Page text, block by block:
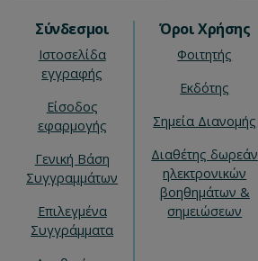
Σύνδεσμοι
Ιστοσελίδα
εγγραφής
Είσοδος
εφαρμογής
Γενική Βάση
Συγγραμμάτων
Επιλεγμένα
Συγγράμματα
Όροι Χρήσης
Φοιτητής
Εκδότης
Σημεία Διανομής
Διαθέτης δωρεάν
ηλεκτρονικών
βοηθημάτων &
σημειώσεων